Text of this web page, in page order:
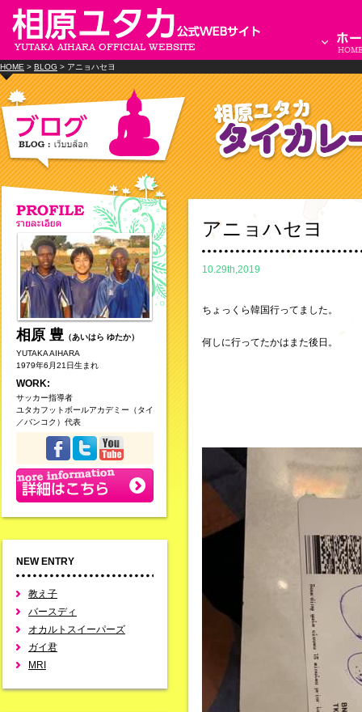
HOME > BLOG > アニョハセヨ
相原 豊 （あいはら ゆたか）
YUTAKA AIHARA
1979年6月21日生まれ
WORK:
サッカー指導者
ユタカフットボールアカデミー（タイ
／バンコク）代表
NEW ENTRY
教え子
バースディ
オカルトスイーパーズ
ガイ君
MRI
アニョハセヨ
10.29th,2019
ちょっくら韓国行ってました。
何しに行ってたかはまた後日。